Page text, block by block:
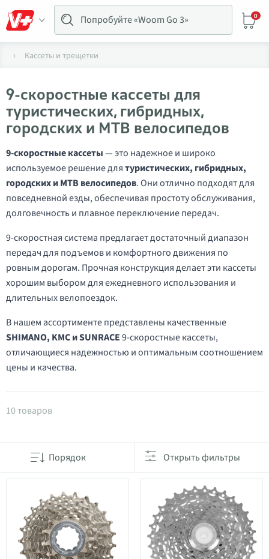
0
Кассеты и трещетки
9-скоростные кассеты для
туристических, гибридных,
городских и MTB велосипедов
9-скоростные кассеты— это надежное и широко
используемое решение длятуристических, гибридных,
городских и MTB велосипедов. Они отлично подходят для
повседневной езды, обеспечивая простоту обслуживания,
долговечность и плавное переключение передач.
9-скоростная система предлагает достаточный диапазон
передач для подъемов и комфортного движения по
ровным дорогам. Прочная конструкция делает эти кассеты
хорошим выбором для ежедневного использования и
длительных велопоездок.
В нашем ассортименте представлены качественные
SHIMANO, KMC и SUNRACE9-скоростные кассеты,
отличающиеся надежностью и оптимальным соотношением
цены и качества.
Товары в категории Кассеты на 9 скоростей
10 товаров
Порядок Открыть фильтры